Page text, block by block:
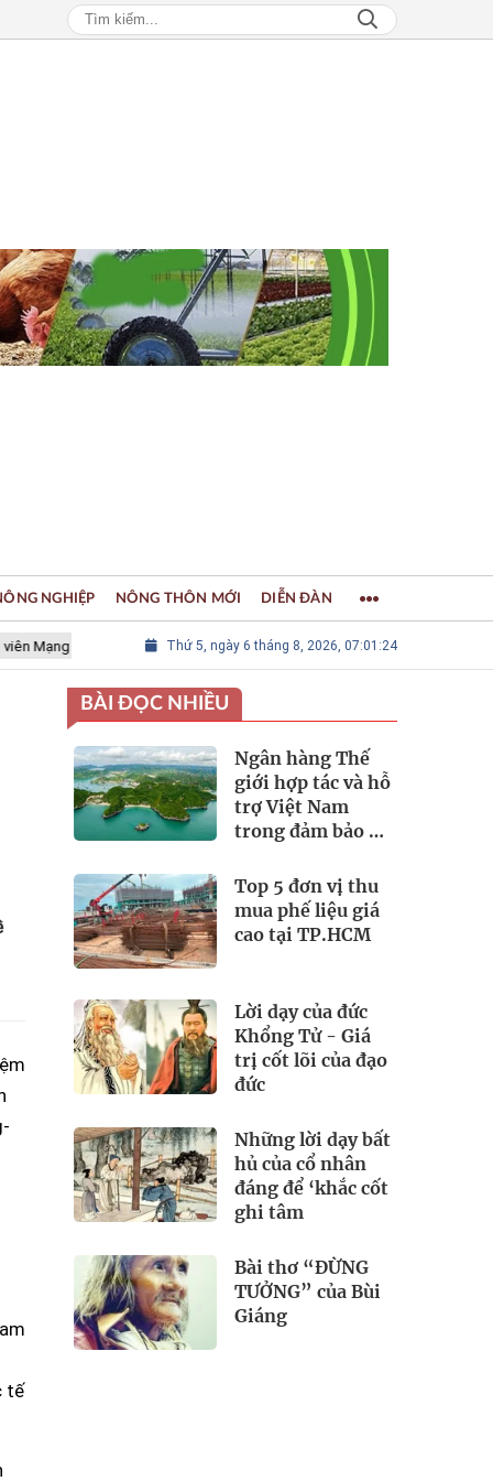
Mạng lưới các Thành phố Thủ công sáng tạo Thế giới
Thứ 5, ngày 6 tháng 8, 2026, 07:01:25
NGHIỆP NÔNG THÔN MỚI DIỄN ĐÀN
tế
BÀI ĐỌC NHIỀU
Ngân hàng Thế
giới hợp tác và hỗ
trợ Việt Nam
trong đảm bảo an
Top 5 đơn vị thu
mua phế liệu giá
cao tại TP.HCM
Lời dạy của đức
Khổng Tử - Giá
trị cốt lõi của đạo
đức
Những lời dạy bất
hủ của cổ nhân
đáng để ‘khắc cốt
ghi tâm
Bài thơ “ĐỪNG
TƯỞNG” của Bùi
Giáng